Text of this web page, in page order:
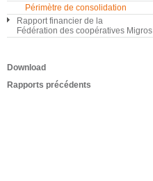
Périmètre de consolidation
Rapport financier de la
Fédération des coopératives Migros
Download
Rapports précédents